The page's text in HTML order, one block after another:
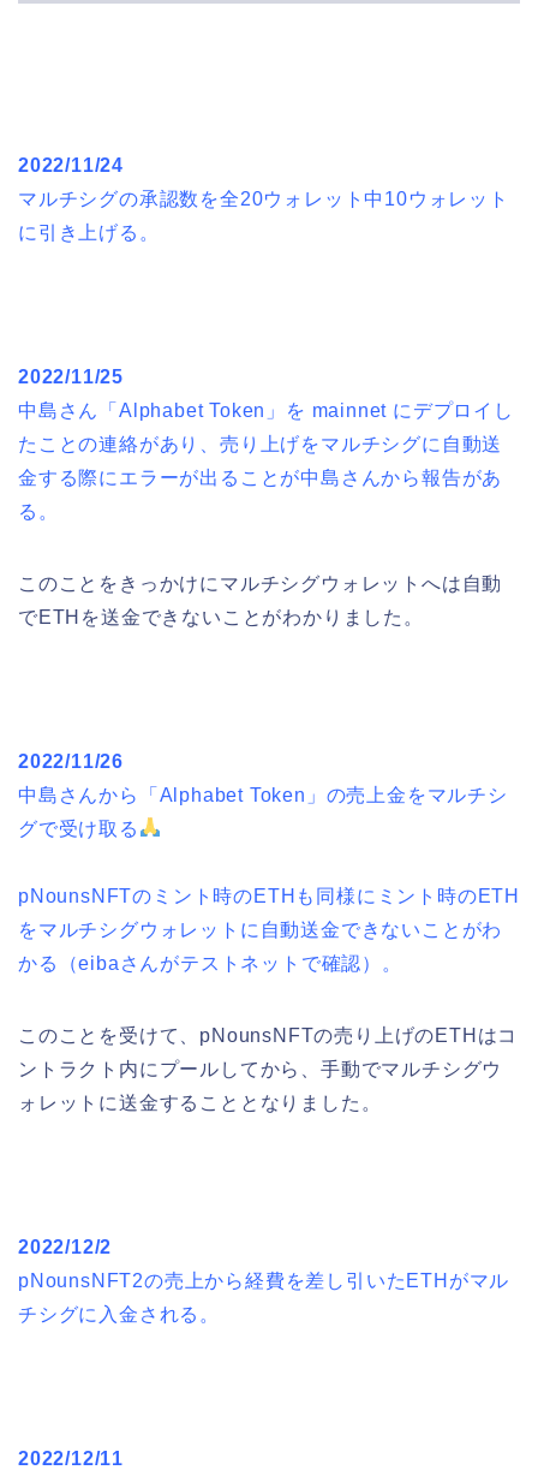
2022/11/24
マルチシグの承認数を全20ウォレット中10ウォレット
に引き上げる。
2022/11/25
中島さん「Alphabet Token」を mainnet にデプロイし
たことの連絡があり、売り上げをマルチシグに自動送
金する際にエラーが出ることが中島さんから報告があ
る。
このことをきっかけにマルチシグウォレットへは自動
でETHを送金できないことがわかりました。
2022/11/26
中島さんから「Alphabet Token」の売上金をマルチシ
グで受け取る
pNounsNFTのミント時のETHも同様にミント時のETH
をマルチシグウォレットに自動送金できないことがわ
かる（eibaさんがテストネットで確認）。
このことを受けて、pNounsNFTの売り上げのETHはコ
ントラクト内にプールしてから、手動でマルチシグウ
ォレットに送金することとなりました。
2022/12/2
pNounsNFT2の売上から経費を差し引いたETHがマル
チシグに入金される。
2022/12/11